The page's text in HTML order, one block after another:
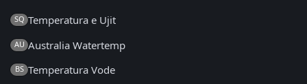
SQ Temperatura e Ujit
AU Australia Watertemp
BS Temperatura Vode